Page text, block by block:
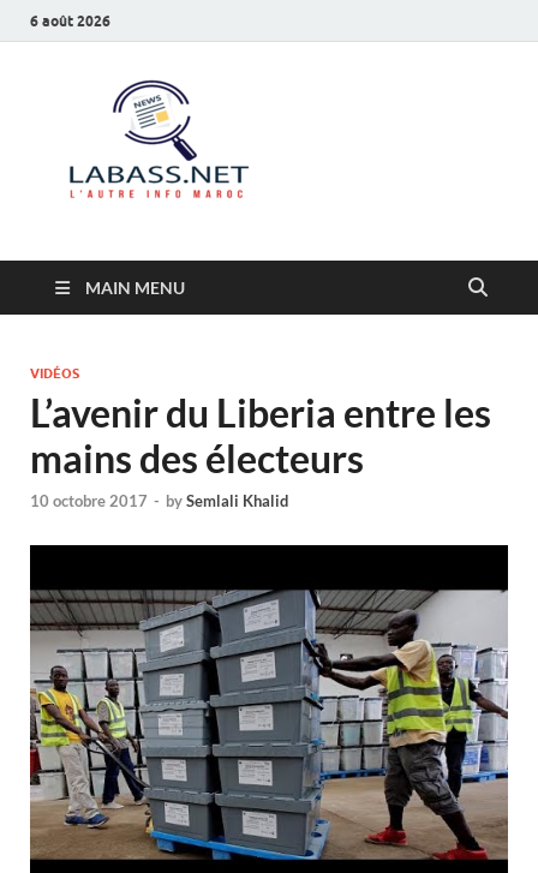
6 août 2026
MAIN MENU
VIDÉOS
L’avenir du Liberia entre les
mains des électeurs
10 octobre 2017 - bySemlali Khalid